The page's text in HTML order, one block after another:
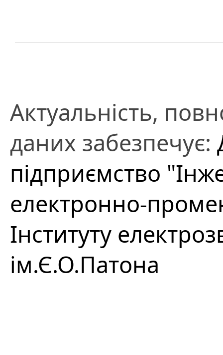
Актуальність,
даних забезпечує:
підприємство
електронно-
Інституту
ім.Є.О.Патона